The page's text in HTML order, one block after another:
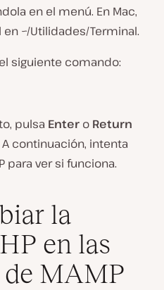
en el menú. En Mac,
en ~/Utilidades/Terminal.
siguiente comando:
pulsa Enter o Return
continuación, intenta
para ver si funciona.
la
en las
de MAMP